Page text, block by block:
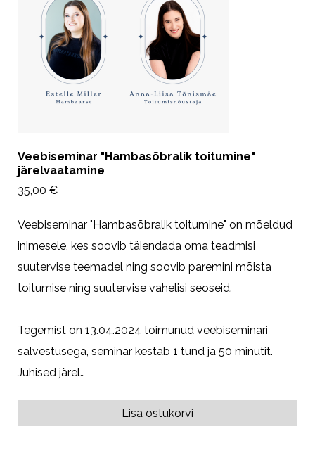
Veebiseminar "Hambasõbralik toitumine"
järelvaatamine
35,00 €
Veebiseminar "Hambasõbralik toitumine" on mõeldud
inimesele, kes soovib täiendada oma teadmisi
suutervise teemadel ning soovib paremini mõista
toitumise ning suutervise vahelisi seoseid.
Tegemist on 13.04.2024 toimunud veebiseminari
salvestusega, seminar kestab 1 tund ja 50 minutit.
Juhised järel…
Lisa ostukorvi